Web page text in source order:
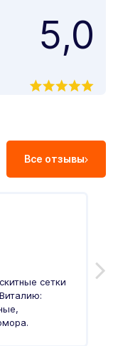
5,0
Все отзывы
сетки